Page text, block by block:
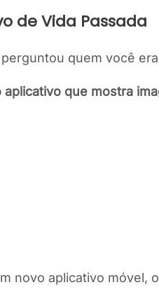
de Vida Passada
quem você
aplicativo que mostra
novo aplicativo móvel,